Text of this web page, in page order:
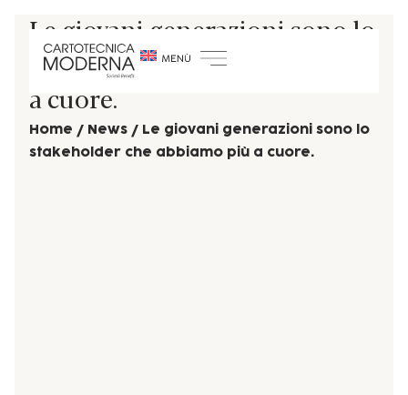
Le giovani generazioni sono lo
stakeholder che abbiamo più
a cuore.
Home / News / Le giovani generazioni sono lo
stakeholder che abbiamo più a cuore.